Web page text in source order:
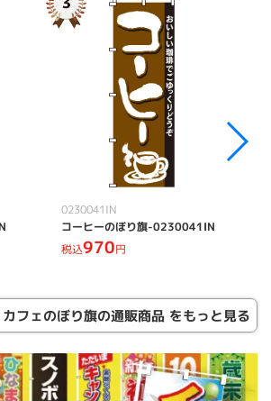
0230041IN
コーヒーのぼり旗-0230041IN
税込970円
フェのぼり旗の通販商品 をもっと見る